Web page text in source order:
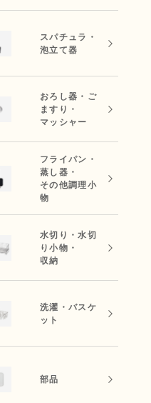
スパチュラ・
泡立て器
おろし器・ご
ますり・
マッシャー
フライパン・
蒸し器・
その他調理小
物
水切り・水切
り小物・
収納
洗濯・バスケ
ット
部品